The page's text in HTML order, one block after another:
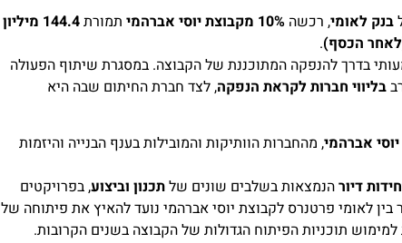
בנק לאומי, רכשה 10% מקבוצת יוסי אברהמי תמורת
144.4 מיליון
.
בדרך להנפקה המתוכננת של הקבוצה. במסגרת שיתוף הפעולה
בליווי חברות לקראת הנפקה, לצד חברת החיתום שבה היא
אברהמי, מהחברות הוותיקות והמובילות בענף הבנייה והיזמות
הנמצאות בשלבים שונים שלתכנון וביצוע, בפרויקטים
בין לאומי פרטנרס לקבוצת יוסי אברהמי נועד להאיץ את פיתוחה של
למימוש תוכניות הפיתוח הגדולות של הקבוצה בשנים הקרובות.